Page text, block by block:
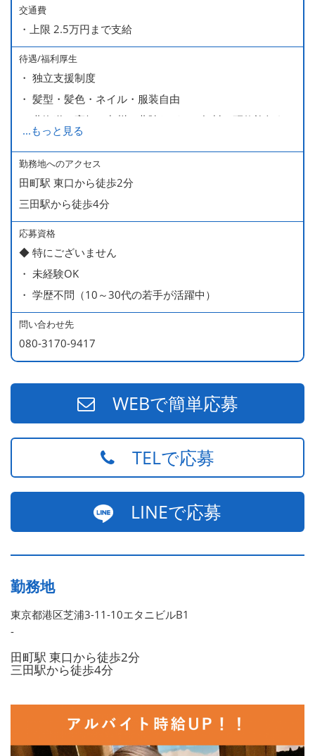
交通費
・上限 2.5万円まで支給
待遇/福利厚生
・ 独立支援制度
・ 髪型・髪色・ネイル・服装自由
・ 北海道や高知、九州、北陸などへの無料の研修旅行あり
ます
・ 無料の美味しい まかない食 あり
...もっと見る
勤務地へのアクセス
田町駅 東口から徒歩2分
三田駅から徒歩4分
応募資格
◆ 特にございません
・ 未経験OK
・ 学歴不問（10～30代の若手が活躍中）
問い合わせ先
080-3170-9417
WEBで簡単応募
TELで応募
LINEで応募
勤務地
東京都港区芝浦3-11-10エタニビルB1
-
田町駅 東口から徒歩2分
三田駅から徒歩4分